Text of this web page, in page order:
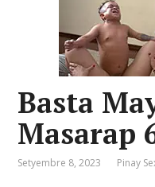
Basta
Masarap
Setyembre 8, 2023 Pinay